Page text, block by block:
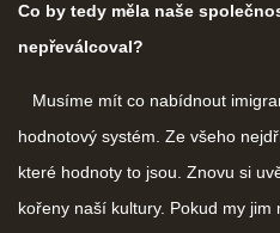
Co by tedy měla naše
nepřeválcoval?
Musíme mít co nabídnout
hodnotový systém. Ze všeho
které hodnoty to jsou. Znovu si
kořeny naší kultury. Pokud my